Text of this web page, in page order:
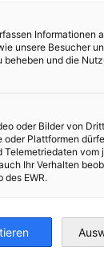
Informationen
unsere Besucher
beheben und die
oder Bilder von
Plattformen
Telemetriedaten
Ihr Verhalten
des EWR.